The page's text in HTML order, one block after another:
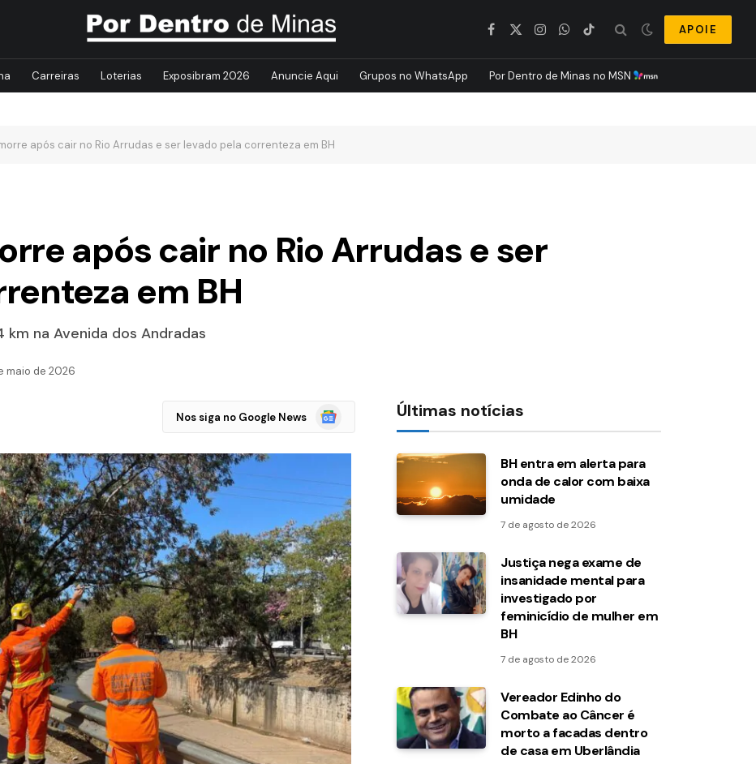
Facebook
X
Instagram
WhatsApp
TikTok APOIE
Carreiras Loterias Exposibram 2026 Anuncie Aqui Grupos no WhatsApp Por Dentro de Minas no MSN
após cair no Rio Arrudas e ser levado pela correnteza em BH
após cair no Rio Arrudas e ser
em BH
na Avenida dos Andradas
maio de 2026
Nos siga no Google News
Google
Notícias
Últimas notícias
BH entra em alerta para
onda de calor com baixa
umidade
7 de agosto de 2026
Justiça nega exame de
insanidade mental para
investigado por
feminicídio de mulher em
BH
7 de agosto de 2026
Vereador Edinho do
Combate ao Câncer é
morto a facadas dentro
de casa em Uberlândia